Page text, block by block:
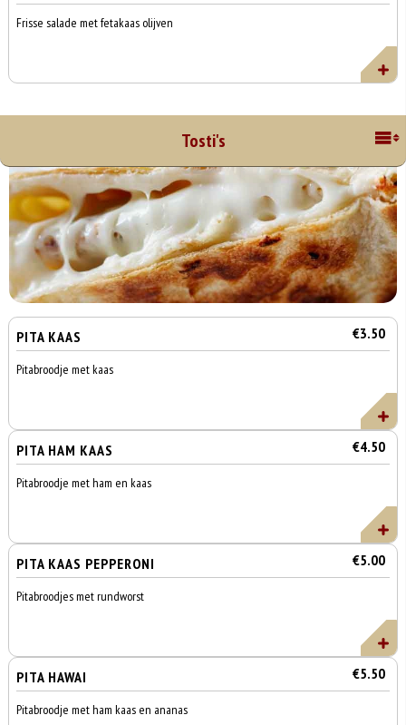
Frisse salade met fetakaas olijven
Tosti's
PITA KAAS €3.50
Pitabroodje met kaas
PITA HAM KAAS €4.50
Pitabroodje met ham en kaas
PITA KAAS PEPPERONI €5.00
Pitabroodjes met rundworst
PITA HAWAI €5.50
Pitabroodje met ham kaas en ananas